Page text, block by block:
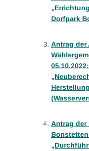
Dorfpark
Antrag der
05.10.2022:
Antrag der
Bonstetten